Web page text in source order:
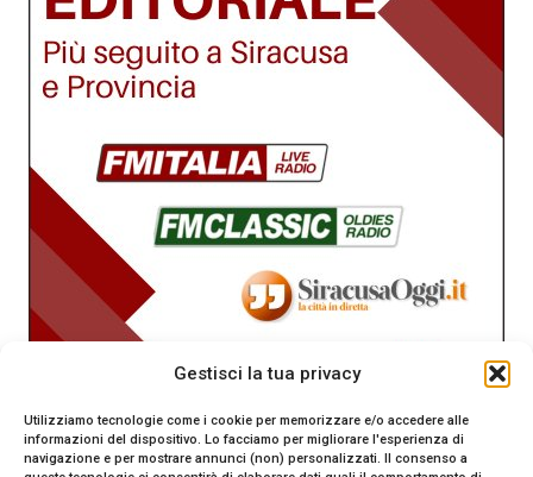
Gestisci la tua privacy
Utilizziamo tecnologie come i cookie per memorizzare e/o accedere alle
informazioni del dispositivo. Lo facciamo per migliorare l'esperienza di
navigazione e per mostrare annunci (non) personalizzati. Il consenso a